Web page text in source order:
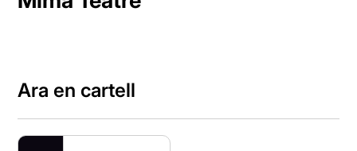
Ara en cartell